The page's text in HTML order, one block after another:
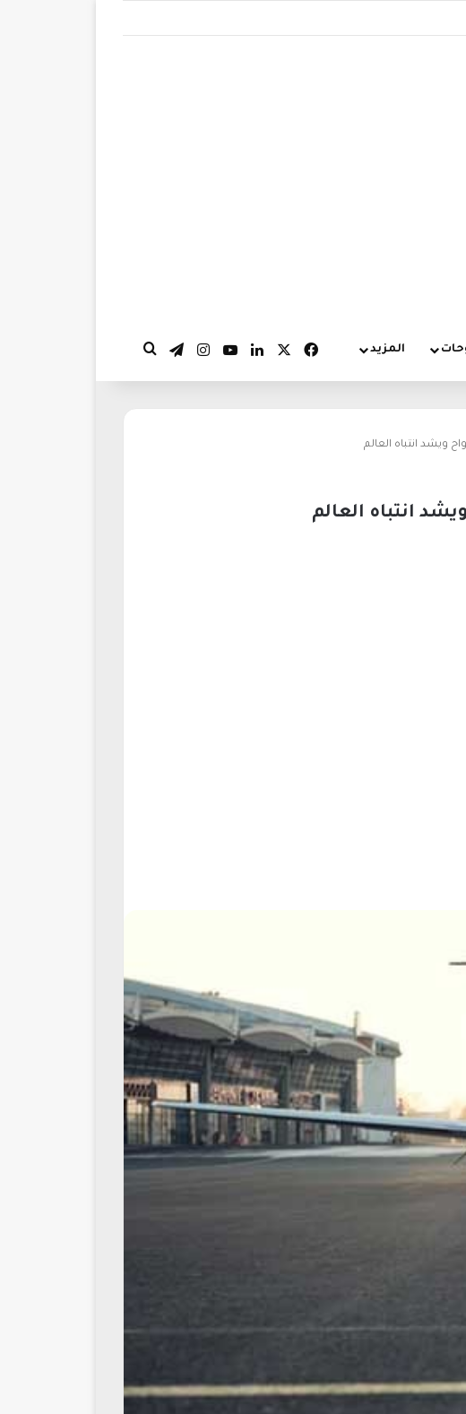
المزيد فيسبوك لينكدإن‫YouTubeانستقرام
تيلقرام